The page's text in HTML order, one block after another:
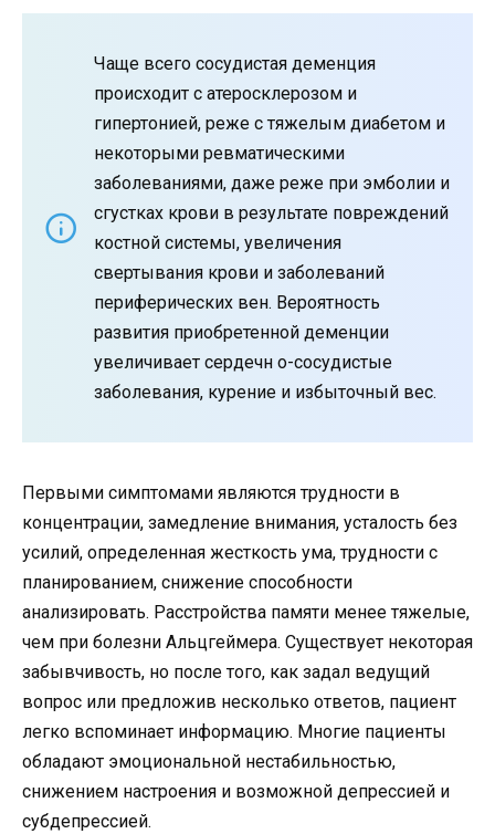
Чаще всего сосудистая деменция
происходит с атеросклерозом и
гипертонией, реже с тяжелым диабетом и
некоторыми ревматическими
заболеваниями, даже реже при эмболии и
сгустках крови в результате повреждений
костной системы, увеличения
свертывания крови и заболеваний
периферических вен. Вероятность
развития приобретенной деменции
увеличивает сердечн о-сосудистые
заболевания, курение и избыточный вес.
Первыми симптомами являются трудности в
концентрации, замедление внимания, усталость без
усилий, определенная жесткость ума, трудности с
планированием, снижение способности
анализировать. Расстройства памяти менее тяжелые,
чем при болезни Альцгеймера. Существует некоторая
забывчивость, но после того, как задал ведущий
вопрос или предложив несколько ответов, пациент
легко вспоминает информацию. Многие пациенты
обладают эмоциональной нестабильностью,
снижением настроения и возможной депрессией и
субдепрессией.